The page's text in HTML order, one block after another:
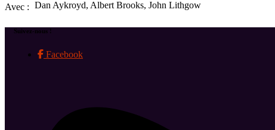
Avec : Dan Aykroyd, Albert Brooks, John Lithgow
Suivez-nous !
Facebook